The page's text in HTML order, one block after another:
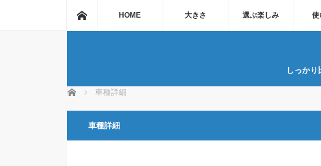
ホームHOME 大きさ 選ぶ楽しみ 使
しっか
ホーム 車種詳細
車種詳細